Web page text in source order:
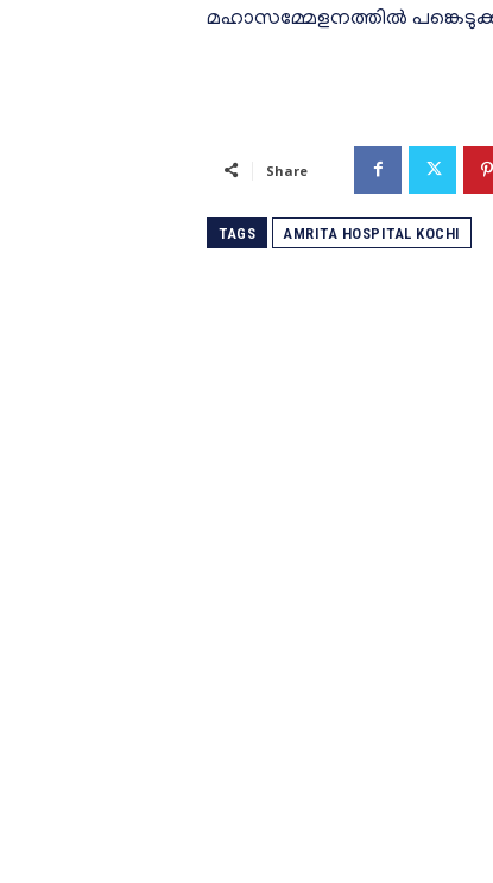
മഹാസമ്മേളനത്തിൽ
Share
TAGS AMRITA HOSPITAL KOCHI